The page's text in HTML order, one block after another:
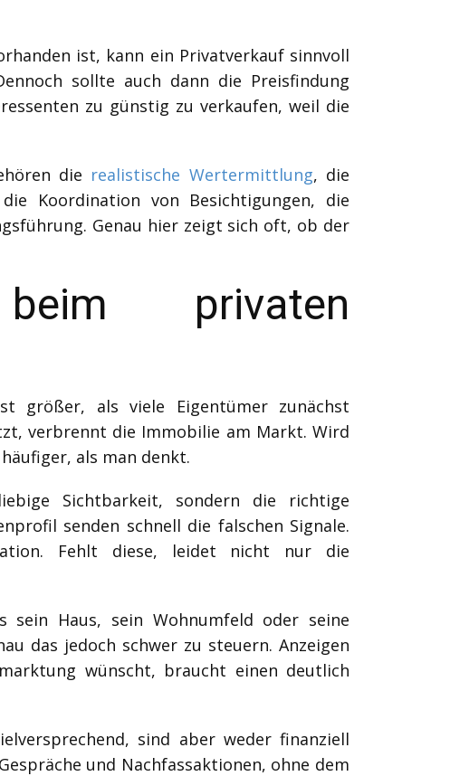
ist, kann ein Privatverkauf sinnvoll
sollte auch dann die Preisfindung
zu günstig zu verkaufen, weil die
die realistische Wertermittlung, die
Koordination von Besichtigungen, die
Genau hier zeigt sich oft, ob der
privaten
größer, als viele Eigentümer zunächst
verbrennt die Immobilie am Markt. Wird
als man denkt.
Sichtbarkeit, sondern die richtige
senden schnell die falschen Signale.
Fehlt diese, leidet nicht nur die
Haus, sein Wohnumfeld oder seine
das jedoch schwer zu steuern. Anzeigen
wünscht, braucht einen deutlich
sind aber weder finanziell
und Nachfassaktionen, ohne dem